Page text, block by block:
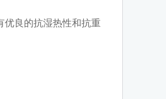
优良的抗湿热性和抗重